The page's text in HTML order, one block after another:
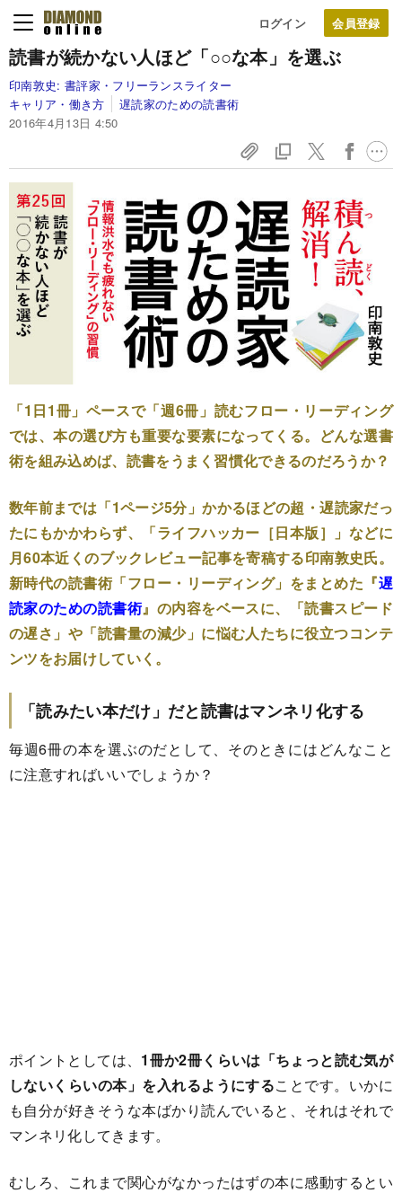
ログイン
読書が続かない人ほど「○○な本」を選ぶ
印南敦史: 書評家・フリーランスライター
キャリア・働き方
遅読家のための読書術
2016年4月13日 4:50
「1日1冊」ペースで「週6冊」読むフロー・リーディング
では、本の選び方も重要な要素になってくる。どんな選書
術を組み込めば、読書をうまく習慣化できるのだろうか？
数年前までは「1ページ5分」かかるほどの超・遅読家だっ
たにもかかわらず、「ライフハッカー［日本版］」などに
月60本近くのブックレビュー記事を寄稿する印南敦史氏。
新時代の読書術「フロー・リーディング」をまとめた『遅
読家のための読書術』の内容をベースに、「読書スピード
の遅さ」や「読書量の減少」に悩む人たちに役立つコンテ
ンツをお届けしていく。
「読みたい本だけ」だと読書はマンネリ化する
毎週6冊の本を選ぶのだとして、そのときにはどんなこと
に注意すればいいでしょうか？
ポイントとしては、 1冊か2冊くらいは「ちょっと読む気が
しないくらいの本」を入れるようにすることです。いかに
も自分が好きそうな本ばかり読んでいると、それはそれで
マンネリ化してきます。
むしろ、これまで関心がなかったはずの本に感動するとい